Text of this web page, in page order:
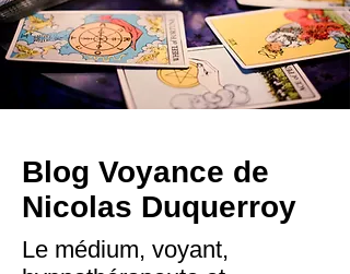
Blog Voyance de
Nicolas Duquerroy
Le médium, voyant,